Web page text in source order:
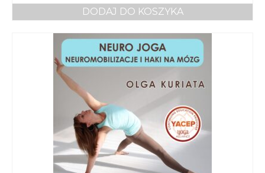
DODAJ DO KOSZYKA